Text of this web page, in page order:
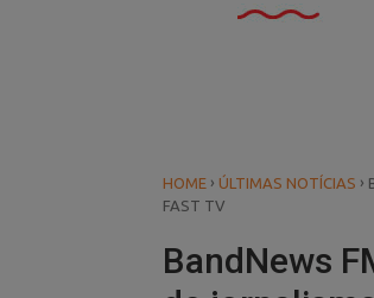
HOME › ÚLTIMAS NOTÍCIAS ›
FAST TV
BandNews